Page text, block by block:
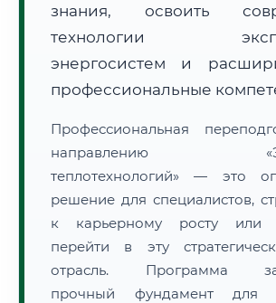
🔍Нажмите на документ для увеличения
знания, освоить
технологии
энергосистем и
профессиональные
Профессиональная
направлению
теплотехнологий» — это
решение для специалистов,
к карьерному росту или
перейти в эту
отрасль. Программа
прочный фундамент для